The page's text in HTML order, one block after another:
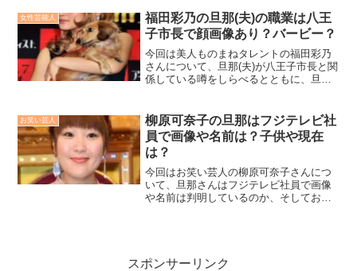
ます！
女性芸能人
福田彩乃の旦那(夫)の職業は八王
子市長で顔画像あり？バービー？
今回は美人ものまねタレントの福田彩乃
さんについて、旦那(夫)が八王子市長と関
係している噂をしらべるとともに、旦那
とリサーチしてみました！
お笑い芸人
柳原可奈子の旦那はフジテレビ社
員で画像や名前は？子供や現在
は？
今回はお笑い芸人の柳原可奈子さんにつ
いて、旦那さんはフジテレビ社員で画像
や名前は判明しているのか、そしてお二
スポンサーリンク